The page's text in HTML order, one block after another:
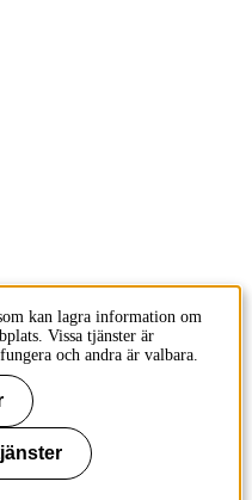
kan lagra information om
Vissa tjänster är
och andra är valbara.